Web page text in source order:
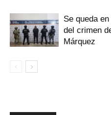
Se queda
del crimen
Márquez